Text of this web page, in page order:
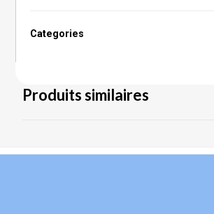
Categories
Produits similaires